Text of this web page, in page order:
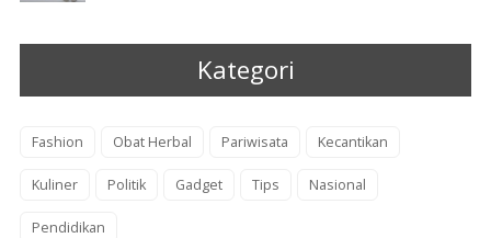
Kategori
Fashion Obat Herbal Pariwisata Kecantikan
Kuliner Politik Gadget Tips Nasional
Pendidikan